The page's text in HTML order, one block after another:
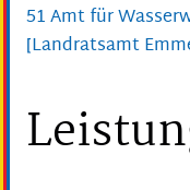
51 Amt für
[Landratsamt